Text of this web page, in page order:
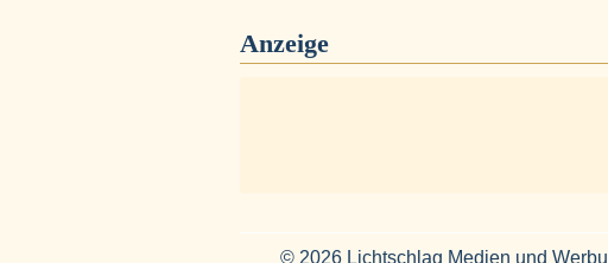
Anzeige
© 2026 Lichtschlag Medien und